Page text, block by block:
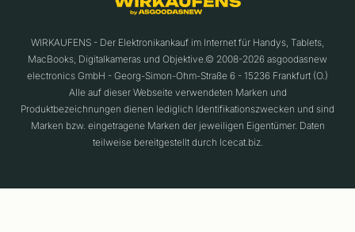
WIRKAUFENS - Der Elektronikankauf im Internet für Handys, Tablets,
MacBooks, Digitalkameras und Objektive.© 2008-2026 asgoodasnew
electronics GmbH - Georg-Simon-Ohm-Straße 6 - 15236 Frankfurt (O.)
Alle auf dieser Webseite verwendeten Marken und
Produktbezeichnungen dienen lediglich Identifikationszwecken und sind
Marken bzw. eingetragene Marken der jeweiligen Eigentümer. Daten
teilweise bereitgestellt durch Icecat.biz.